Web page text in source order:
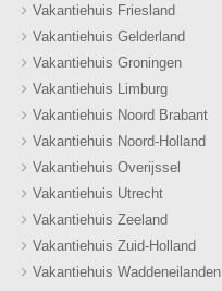
Vakantiehuis Friesland
Vakantiehuis Gelderland
Vakantiehuis Groningen
Vakantiehuis Limburg
Vakantiehuis Noord Brabant
Vakantiehuis Noord-Holland
Vakantiehuis Overijssel
Vakantiehuis Utrecht
Vakantiehuis Zeeland
Vakantiehuis Zuid-Holland
Vakantiehuis Waddeneilanden